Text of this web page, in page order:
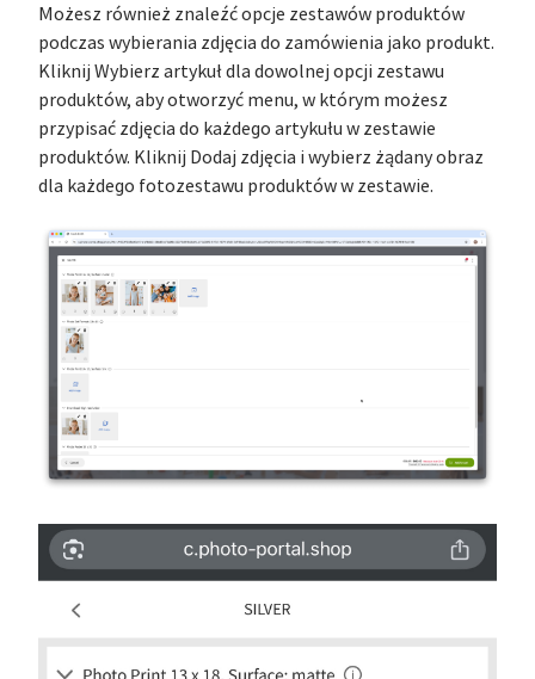
Możesz również znaleźć opcje zestawów produktów
podczas wybierania zdjęcia do zamówienia jako produkt.
Kliknij Wybierz artykuł dla dowolnej opcji zestawu
produktów, aby otworzyć menu, w którym możesz
przypisać zdjęcia do każdego artykułu w zestawie
produktów. Kliknij Dodaj zdjęcia i wybierz żądany obraz
dla każdego fotozestawu produktów w zestawie.